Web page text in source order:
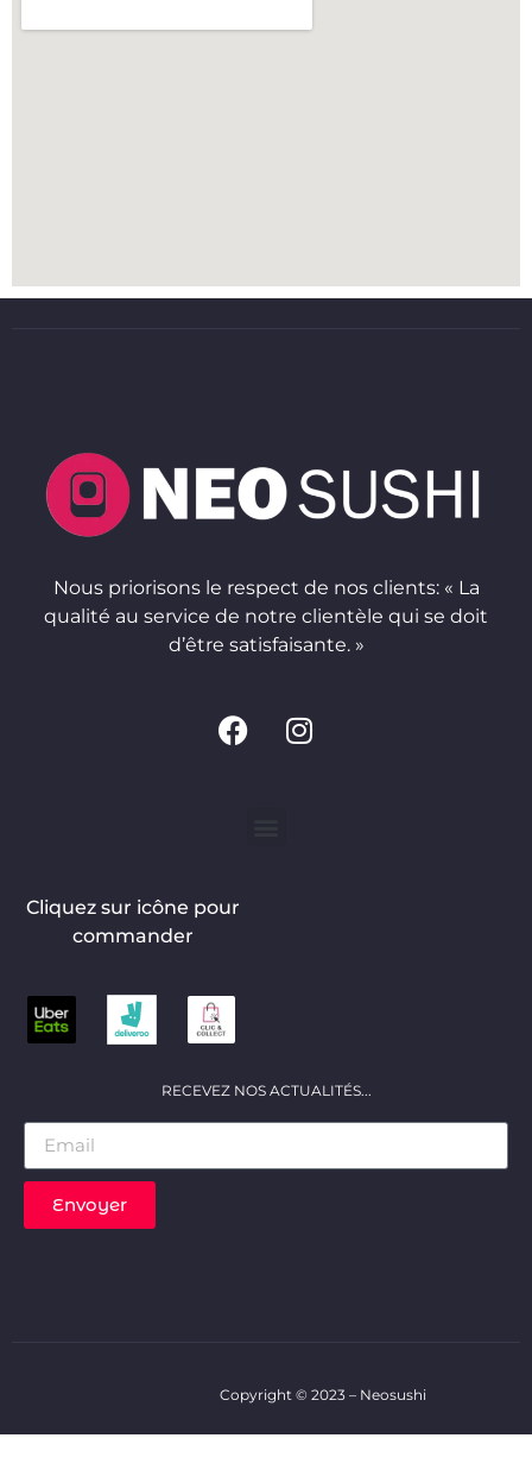
Nous priorisons le respect de nos clients: « La
qualité au service de notre clientèle qui se doit
d’être satisfaisante. »
Cliquez sur icône pour
commander
RECEVEZ NOS ACTUALITÉS...
Envoyer
Copyright © 2023 – Neosushi